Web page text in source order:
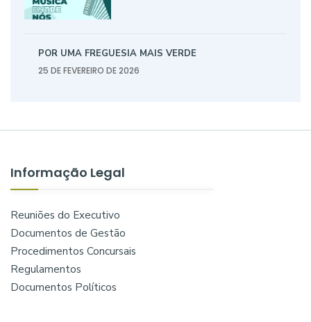
POR UMA FREGUESIA MAIS VERDE
25 DE FEVEREIRO DE 2026
Informação Legal
Reuniões do Executivo
Documentos de Gestão
Procedimentos Concursais
Regulamentos
Documentos Políticos